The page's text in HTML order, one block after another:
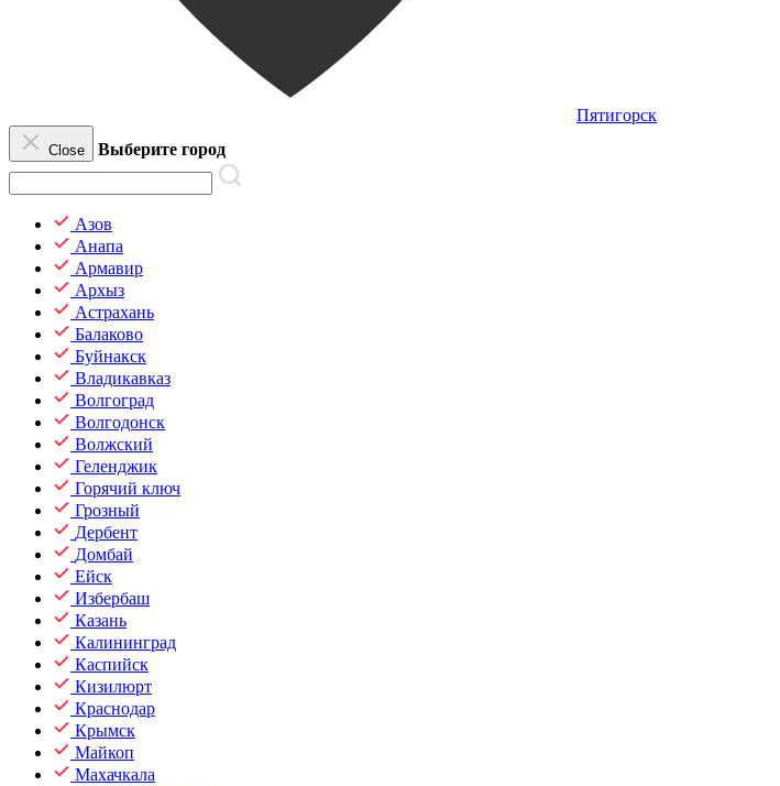
Пятигорск
Close Выберите город
Азов
Анапа
Армавир
Архыз
Астрахань
Балаково
Буйнакск
Владикавказ
Волгоград
Волгодонск
Волжский
Геленджик
Горячий ключ
Грозный
Дербент
Домбай
Ейск
Избербаш
Казань
Калининград
Каспийск
Кизилюрт
Краснодар
Крымск
Майкоп
Махачкала